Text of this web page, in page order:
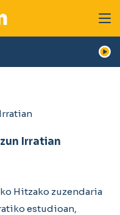
Irratian
Hitzako zuzendaria
estudioan,